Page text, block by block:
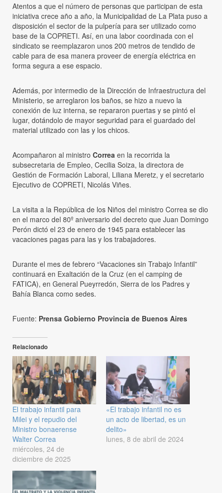
Atentos a que el número de personas que participan de esta
iniciativa crece año a año, la Municipalidad de La Plata puso a
disposición el sector de la pulpería para ser utilizado como
base de la COPRETI. Así, en una labor coordinada con el
sindicato se reemplazaron unos 200 metros de tendido de
cable para de esa manera proveer de energía eléctrica en
forma segura a ese espacio.
Además, por intermedio de la Dirección de Infraestructura del
Ministerio, se arreglaron los baños, se hizo a nuevo la
conexión de luz interna, se repararon puertas y se pintó el
lugar, dotándolo de mayor seguridad para el guardado del
material utilizado con las y los chicos.
Acompañaron al ministro Correa en la recorrida la
subsecretaria de Empleo, Cecilia Soiza, la directora de
Gestión de Formación Laboral, Liliana Meretz, y el secretario
Ejecutivo de COPRETI, Nicolás Viñes.
La visita a la República de los Niños del ministro Correa se dio
en el marco del 80º aniversario del decreto que Juan Domingo
Perón dictó el 23 de enero de 1945 para establecer las
vacaciones pagas para las y los trabajadores.
Durante el mes de febrero “Vacaciones sin Trabajo Infantil”
continuará en Exaltación de la Cruz (en el camping de
FATICA), en General Pueyrredón, Sierra de los Padres y
Bahía Blanca como sedes.
Fuente: Prensa Gobierno Provincia de Buenos Aires
Relacionado
El trabajo infantil para
Milei y el repudio del
Ministro bonaerense
Walter Correa
miércoles, 24 de
diciembre de 2025
«El trabajo infantil no es
un acto de libertad, es un
delito»
lunes, 8 de abril de 2024